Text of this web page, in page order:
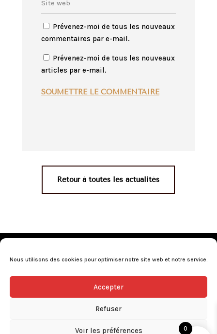
Nous utilisons des cookies pour optimiser notre site web et notre service.
Accepter
Refuser
Voir les préférences
Prévenez-moi de tous les nouveaux
commentaires par e-mail.
Prévenez-moi de tous les nouveaux
articles par e-mail.
SOUMETTRE LE COMMENTAIRE
Retour à toutes les actualités
Conditions générales de vente•Nos revendeurs•
L’abus d’alcool est dangereux pour la santé, consommez avec
0